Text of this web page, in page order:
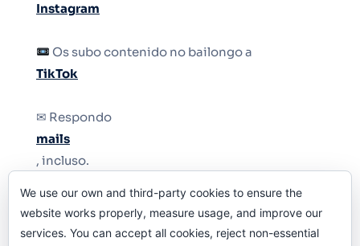
Instagram
Os subo contenido no bailongo a
TikTok
✉ Respondo
mails
, incluso.
Y si una persona no puede tener teléfono, que
le quiten el teléfono.
We use our own and third-party cookies to ensure the
website works properly, measure usage, and improve our
services. You can accept all cookies, reject non-essential